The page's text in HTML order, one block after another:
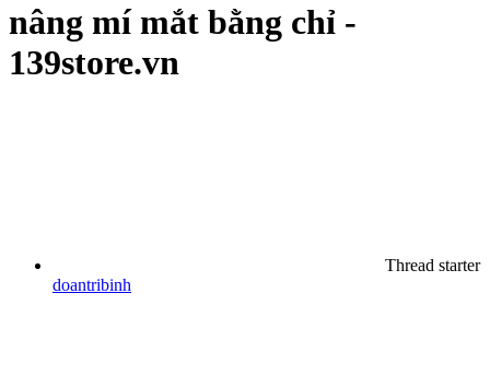
nâng mí mắt bằng chỉ -
139store.vn
Thread starter
doantribinh